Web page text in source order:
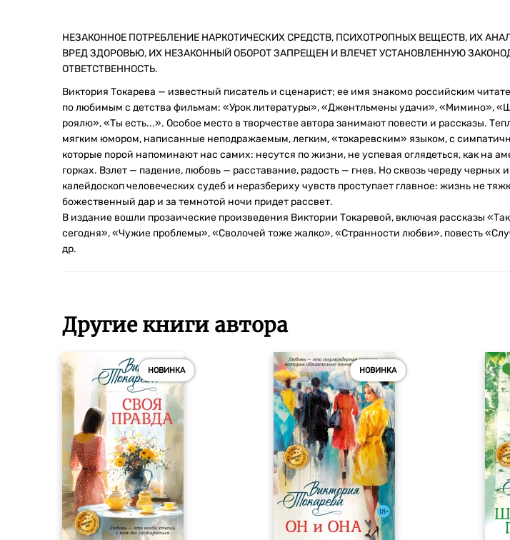
НЕЗАКОННОЕ ПОТРЕБЛЕНИЕ НАРКОТИЧЕСКИХ СРЕДСТВ, ПСИХОТРОПНЫХ ВЕЩЕСТВ, ИХ
ВРЕД ЗДОРОВЬЮ, ИХ НЕЗАКОННЫЙ ОБОРОТ ЗАПРЕЩЕН И ВЛЕЧЕТ УСТАНОВЛЕННУЮ
ОТВЕТСТВЕННОСТЬ.
Виктория Токарева — известный писатель и сценарист; ее имя знакомо российским
по любимым с детства фильмам: «Урок литературы», «Джентльмены удачи», «Мимино»,
роялю», «Ты есть...». Особое место в творчестве автора занимают повести и рассказы.
мягким юмором, написанные неподражаемым, легким, «токаревским» языком, с
которые порой напоминают нас самих: несутся по жизни, не успевая оглядеться, как на
горках. Взлет — падение, любовь — расставание, радость — гнев. Но сквозь череду черных
калейдоскоп человеческих судеб и неразбериху чувств проступает главное: жизнь не
божественный дар и за темнотой ночи придет рассвет.
В издание вошли прозаические произведения Виктории Токаревой, включая рассказы «Так
сегодня», «Чужие проблемы», «Сволочей тоже жалко», «Странности любви», повесть
др.
Другие книги автора
НОВИНКА НОВИНКА